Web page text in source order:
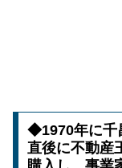
◆1970年に千
直後に不動産